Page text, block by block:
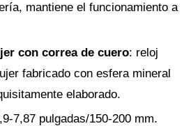
mantiene el funcionamiento a
con correa de cuero: reloj
fabricado con esfera mineral
elaborado.
7,87 pulgadas/150-200 mm.